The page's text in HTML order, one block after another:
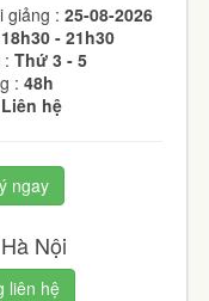
giảng : 25-08-2026
18h30 - 21h30
: Thứ 3 - 5
: 48h
Liên hệ
ngay
Nội
liên hệ